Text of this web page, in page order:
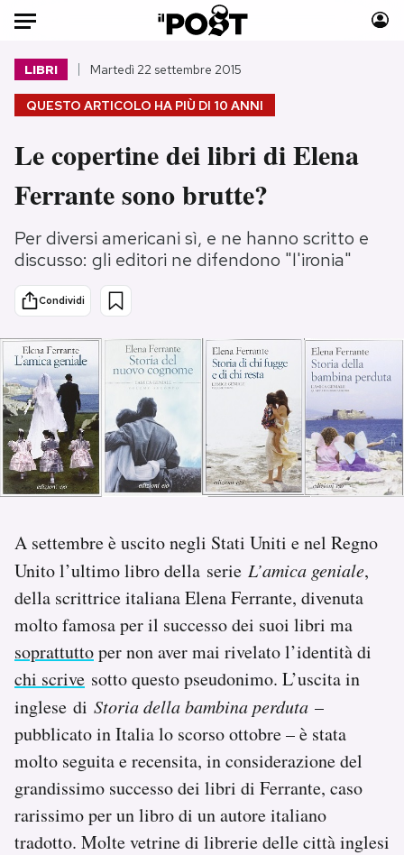
Auto
HOME
Italia
Politica
Tecnologia
Internet
Cultura
Sport
Moda
Consumismi
Storie/Idee
Ok Boomer!
Mondiali calcio 2026
PODCAST
NEWSLETTER
SHOP
CALENDARIO
AREA PERSONALE
Area Personale
Newsletter
Notifiche mobile
Regala il Post
QUESTO ARTICOLO HA PIÙ DI 10 ANNI
LIBRI Martedì 22 settembre 2015
Le copertine dei libri di Elena
Ferrante sono brutte?
Per diversi americani sì, e ne hanno scritto e
discusso: gli editori ne difendono "l'ironia"
Condividi
A settembre è uscito negli Stati Uniti e nel Regno
Unito l’ultimo libro della serie L’amica geniale,
della scrittrice italiana Elena Ferrante, divenuta
molto famosa per il successo dei suoi libri ma
soprattuttoper non aver mai rivelato l’identità di
chi scrive sotto questo pseudonimo. L’uscita in
inglese di Storia della bambina perduta –
pubblicato in Italia lo scorso ottobre – è stata
molto seguita e recensita, in considerazione del
grandissimo successo dei libri di Ferrante, caso
rarissimo per un libro di un autore italiano
tradotto. Molte vetrine di librerie delle città inglesi